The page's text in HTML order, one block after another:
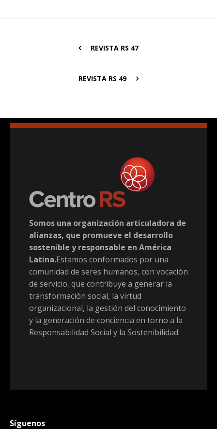
REVISTA RS 47
REVISTA RS 49
Somos una organización articuladora de
alianzas, que promueve el desarrollo
sostenible y responsable en América
Latina.Estamos conformados por una
comunidad de seres humanos, con vocación
de servicio, que contribuye a generar la
transformación social, la virtud
organizacional, la gestión del conocimiento
y la generación de conciencia en torno a la
Responsabilidad Social y la Sostenibilidad.
Síguenos